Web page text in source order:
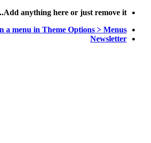
پرش
محتوا
Add anything here or just remove it...
a menu in Theme Options > Menus
Newsletter